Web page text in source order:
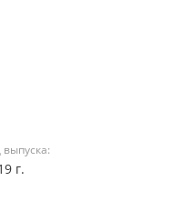
выпуска:
г.